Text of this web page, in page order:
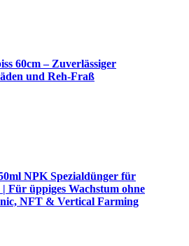
60cm – Zuverlässiger
und Reh-Fraß
NPK Spezialdünger für
Für üppiges Wachstum ohne
NFT & Vertical Farming